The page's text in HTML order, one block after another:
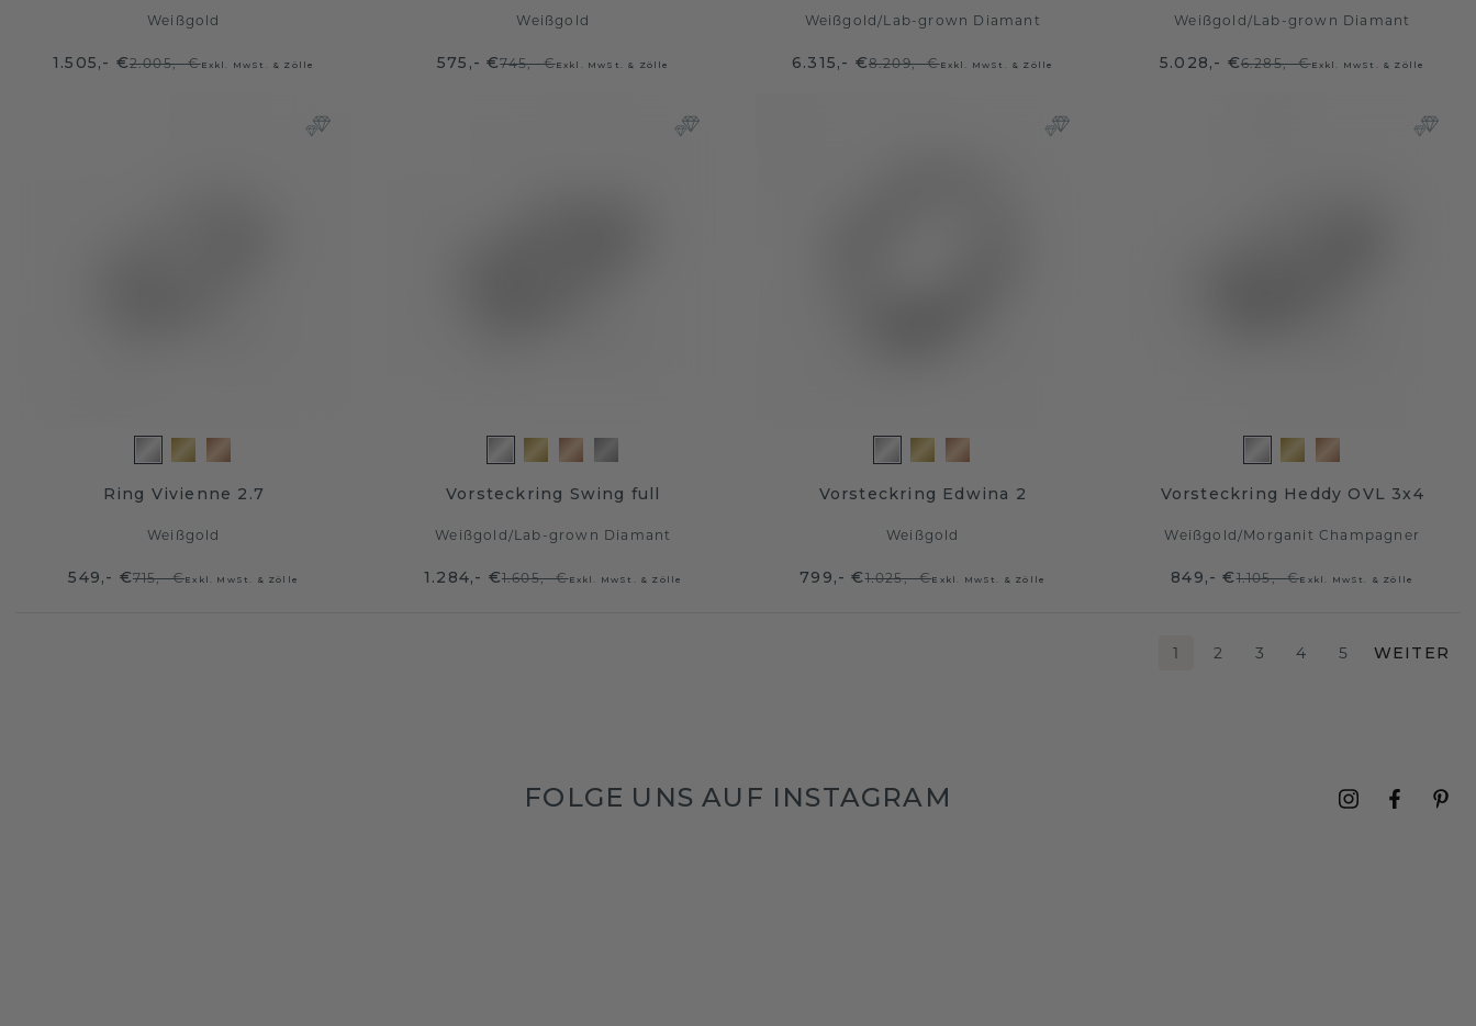
Weißgold
1.505,- €2.005,- €Exkl. MwSt. & Zölle
Weißgold
575,- €745,- €Exkl. MwSt. & Zölle
Weißgold/Lab-grown Diamant
6.315,- €8.209,- €Exkl. MwSt. & Zölle
Weißgold/Lab-grown Diamant
5.028,- €6.285,- €Exkl. MwSt. & Zölle
Ring Vivienne 2.7
Weißgold
549,- €715,- €Exkl. MwSt. & Zölle
Vorsteckring Swing full
Weißgold /Lab-grown Diamant
1.284,- €1.605,- €Exkl. MwSt. & Zölle
Vorsteckring Edwina 2
Weißgold
799,- €1.025,- €Exkl. MwSt. & Zölle
Vorsteckring Heddy OVL 3x4
Weißgold /Morganit Champagner
849,- €1.105,- €Exkl. MwSt. & Zölle
1 2 3 4 5 WEITER
FOLGE UNS AUF INSTAGRAM